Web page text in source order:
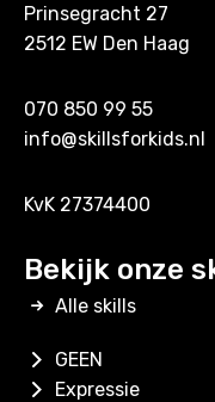
Prinsegracht 27
2512 EW Den Haag
070 850 99 55
info@skillsforkids.nl
KvK 27374400
Bekijk onze
Alle skills
GEEN
Expressie